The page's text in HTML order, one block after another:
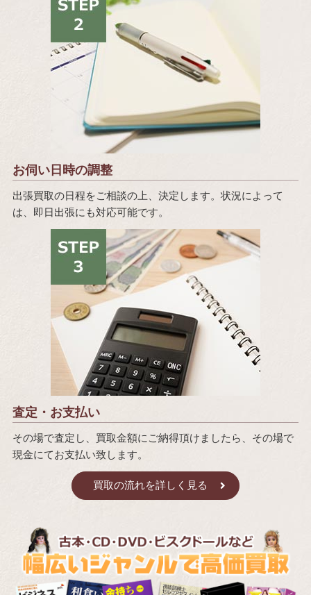
お伺い日時の調整
出張買取の日程をご相談の上、決定します。状況によって
は、即日出張にも対応可能です。
査定・お支払い
その場で査定し、買取金額にご納得頂けましたら、その場で
現金にてお支払い致します。
買取の流れを詳しく見る